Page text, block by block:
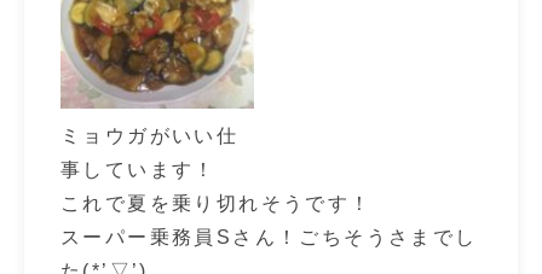
ミョウガがいい仕
事しています！
これで夏を乗り切れそうです！
スーパー乗務員Sさん！ごちそうさまでし